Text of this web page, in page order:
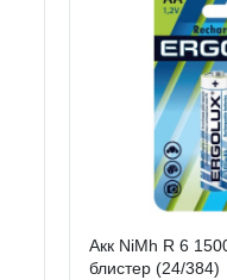
Акк NiMh R 6
блистер (24/384)